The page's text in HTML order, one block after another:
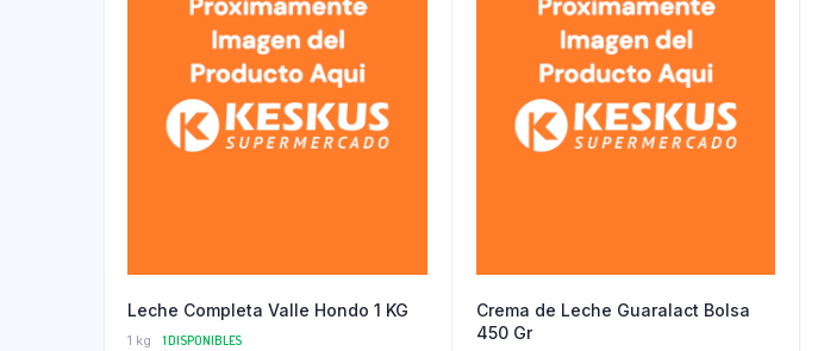
Leche Completa Valle Hondo 1 KG
1 kg 1 DISPONIBLES
Crema de Leche Guaralact Bolsa
450 Gr